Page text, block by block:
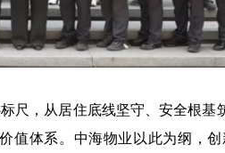
尺，从居住底线坚守、安全根基
值体系。中海物业以此为纲，创